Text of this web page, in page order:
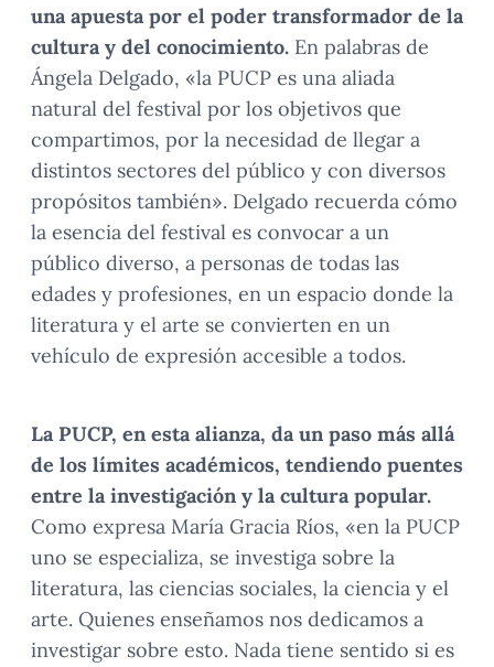
una apuesta por el poder transformador de la
cultura y del conocimiento. En palabras de
Ángela Delgado, «la PUCP es una aliada
natural del festival por los objetivos que
compartimos, por la necesidad de llegar a
distintos sectores del público y con diversos
propósitos también». Delgado recuerda cómo
la esencia del festival es convocar a un
público diverso, a personas de todas las
edades y profesiones, en un espacio donde la
literatura y el arte se convierten en un
vehículo de expresión accesible a todos.
La PUCP, en esta alianza, da un paso más allá
de los límites académicos, tendiendo puentes
entre la investigación y la cultura popular.
Como expresa María Gracia Ríos, «en la PUCP
uno se especializa, se investiga sobre la
literatura, las ciencias sociales, la ciencia y el
arte. Quienes enseñamos nos dedicamos a
investigar sobre esto. Nada tiene sentido si es